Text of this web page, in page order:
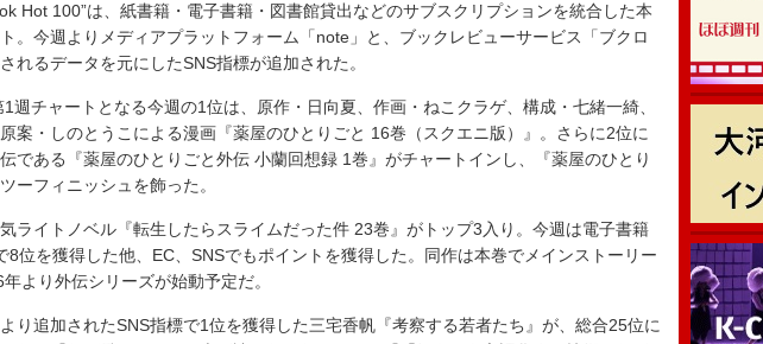
Hot 100”は、紙書籍・電子書籍・図書館貸出などのサブスクリプションを統合した本
。今週よりメディアプラットフォーム「note」と、ブックレビューサービス「ブクロ
れるデータを元にしたSNS指標が追加された。
週チャートとなる今週の1位は、原作・日向夏、作画・ねこクラゲ、構成・七緒一綺、
案・しのとうこによる漫画『薬屋のひとりごと 16巻（スクエニ版）』。さらに2位に
である『薬屋のひとりごと外伝 小蘭回想録 1巻』がチャートインし、『薬屋のひとり
ーフィニッシュを飾った。
ライトノベル『転生したらスライムだった件 23巻』がトップ3入り。今週は電子書籍
8位を獲得した他、EC、SNSでもポイントを獲得した。同作は本巻でメインストーリー
より外伝シリーズが始動予定だ。
り追加されたSNS指標で1位を獲得した三宅香帆『考察する若者たち』が、総合25位に